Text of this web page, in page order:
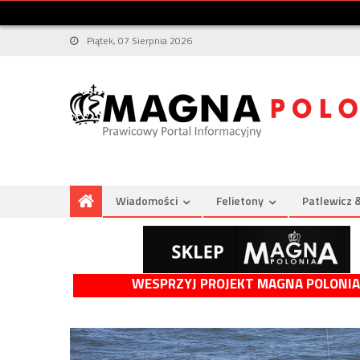
Piątek, 07 Sierpnia 2026
Wiadomości Felietony Patlewicz
WESPRZYJ PROJEKT MAGNA POLONIA